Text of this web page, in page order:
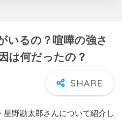
いるの？喧嘩の強さ
は何だったの？
野勘太郎さんについて紹介し